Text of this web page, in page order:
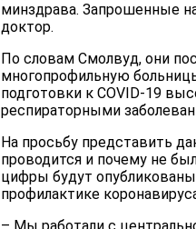
минздрава. Запрошенные
доктор.
По словам Смолвуд, они
многопрофильную
подготовки к COVID-19
респираторными
На просьбу представить
проводится и почему не
цифры будут
профилактике